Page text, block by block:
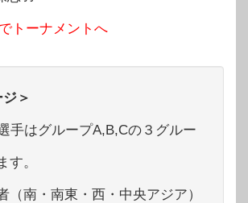
トーナメントへ
＞
手はグループA,B,Cの３グルー
す。
（南・南東・西・中央アジア）